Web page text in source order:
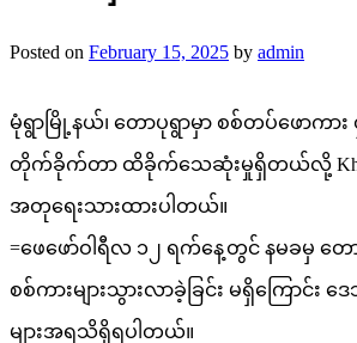
Posted on February 15, 2025 by admin
မုံရွာမြို့နယ်၊ တောပုရွာမှာ စစ်တပ်ဖောကား
တိုက်ခိုက်တာ ထိခိုက်သေဆုံးမှုရှိတယ်လို့ Khit
အတုရေးသားထားပါတယ်။
=ဖေဖော်ဝါရီလ ၁၂ ရက်နေ့တွင် နမခမှ
စစ်ကားများသွားလာခဲ့ခြင်း မရှိကြောင်
များအရသိရှိရပါတယ်။